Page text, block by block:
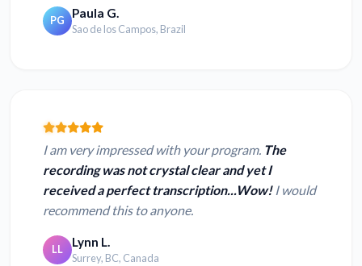
PG Paula G.
Sao de los Campos, Brazil
I am very impressed with your program. The
recording was not crystal clear and yet I
received a perfect transcription...Wow!I would
recommend this to anyone.
LL Lynn L.
Surrey, BC, Canada